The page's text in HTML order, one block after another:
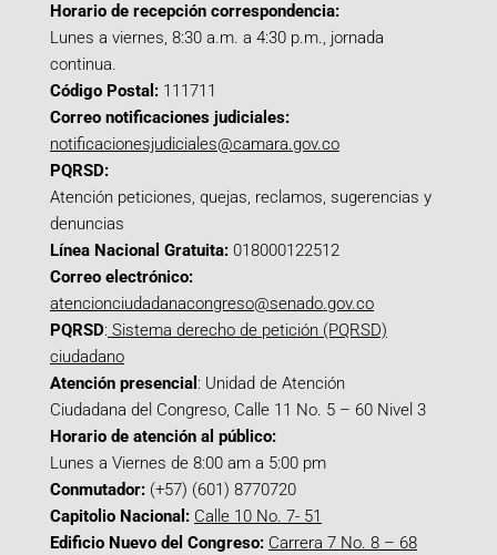
Horario de recepción correspondencia:
Lunes a viernes, 8:30 a.m. a 4:30 p.m., jornada
continua.
Código Postal: 111711
Correo notificaciones judiciales:
notificacionesjudiciales@camara.gov.co
PQRSD:
Atención peticiones, quejas, reclamos, sugerencias y
denuncias
Línea Nacional Gratuita: 018000122512
Correo electrónico:
atencionciudadanacongreso@senado.gov.co
PQRSD: Sistema derecho de petición (PQRSD)
ciudadano
Atención presencial : Unidad de Atención
Ciudadana del Congreso, Calle 11 No. 5 – 60 Nivel 3
Horario de atención al público:
Lunes a Viernes de 8:00 am a 5:00 pm
Conmutador: (+57) (601) 8770720
Capitolio Nacional: Calle 10 No. 7- 51
Edificio Nuevo del Congreso: Carrera 7 No. 8 – 68